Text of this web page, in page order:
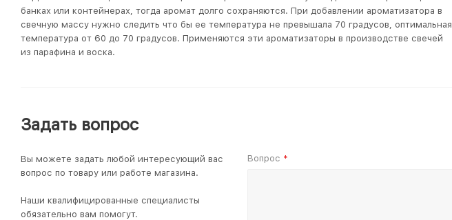
банках или контейнерах, тогда аромат долго сохраняются. При добавлении ароматизатора в
свечную массу нужно следить что бы ее температура не превышала 70 градусов, оптимальная
температура от 60 до 70 градусов. Применяются эти ароматизаторы в производстве свечей
из парафина и воска.
Задать вопрос
Вы можете задать любой интересующий вас
вопрос по товару или работе магазина.
Наши квалифицированные специалисты
обязательно вам помогут.
Вопрос *